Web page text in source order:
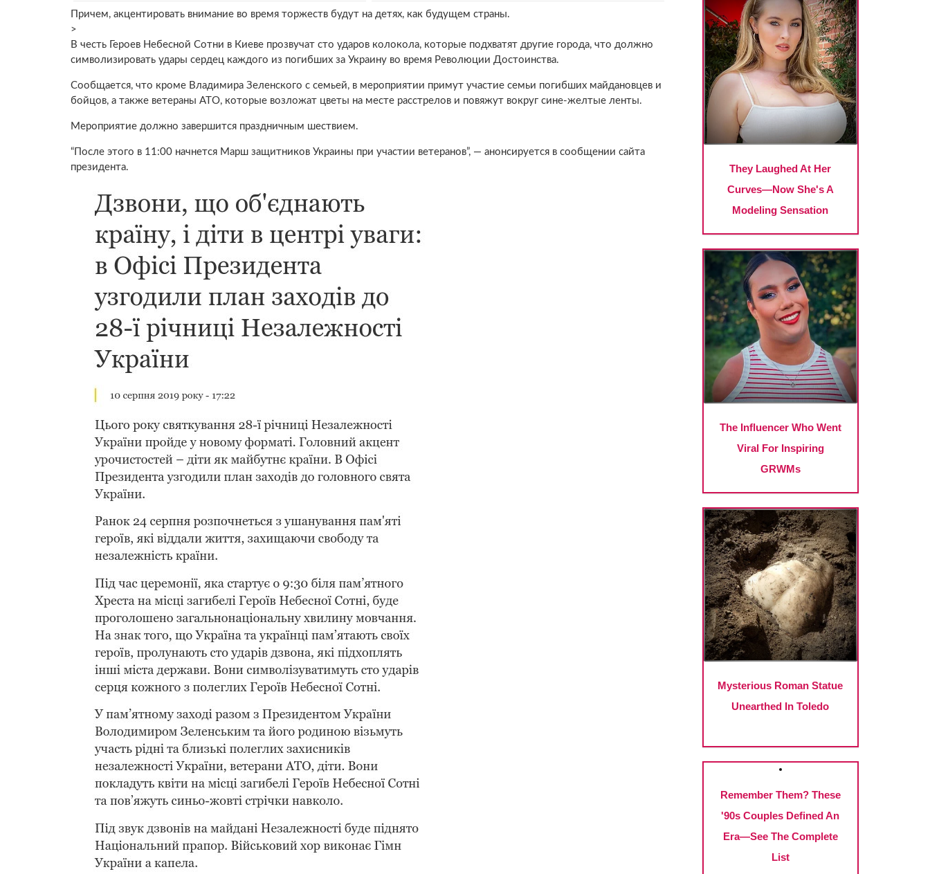
Причем, акцентировать внимание во время торжеств будут на детях, как будущем страны.
>
В честь Героев Небесной Сотни в Киеве прозвучат сто ударов колокола, которые подхватят другие города, что должно
символизировать удары сердец каждого из погибших за Украину во время Революции Достоинства.
Сообщается, что кроме Владимира Зеленского с семьей, в мероприятии примут участие семьи погибших майдановцев и
бойцов, а также ветераны АТО, которые возложат цветы на месте расстрелов и повяжут вокруг сине-желтые ленты.
Мероприятие должно завершится праздничным шествием.
“После этого в 11:00 начнется Марш защитников Украины при участии ветеранов”, — анонсируется в сообщении сайта
президента.